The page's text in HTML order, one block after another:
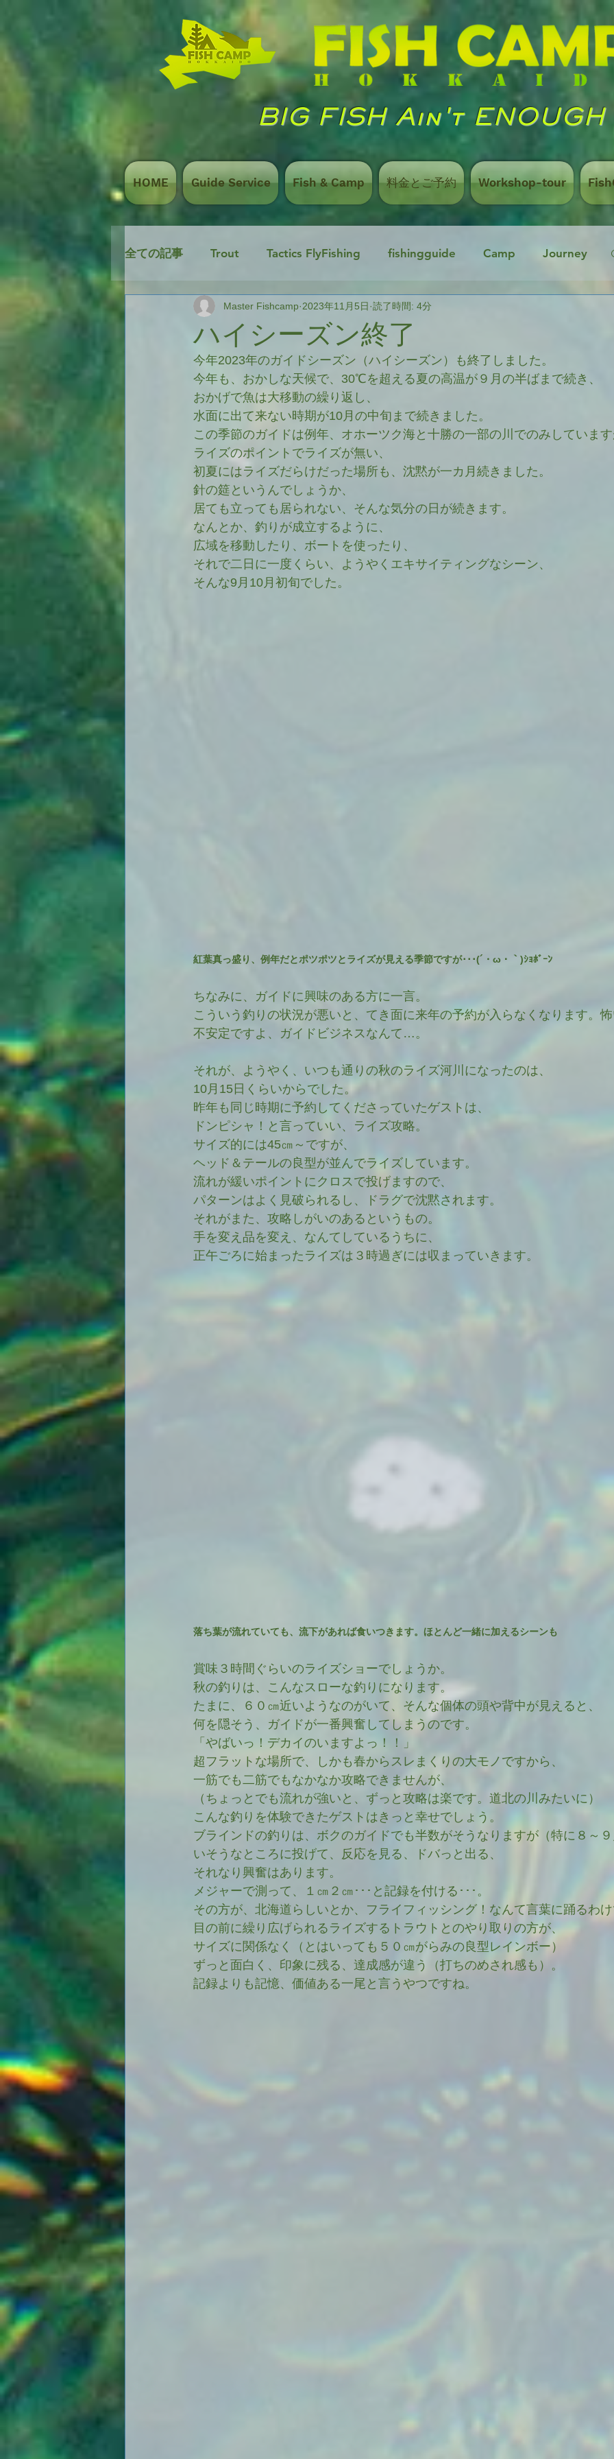
BIG FISH Ain't ENOUGH
HOME Guide Service Fish & Camp 料金とご予約 Workshop-tour
全ての記事 Trout Tactics FlyFishing fishingguide Camp Journey
Nativetrout Tackles イベント Oversea
workshop Trout Cinema Essey NewZealand Talk&Slide
Trout Cinema ムービー Report Site Update
magazine writing
ハイシーズン終了
Master Fishcamp 2023年11月5日 読了時間: 4分
今年2023年のガイドシーズン（ハイシーズン）も終了しました。
今年も、おかしな天候で、30℃を超える夏の高温が９月の半ばまで続き、
おかげで魚は大移動の繰り返し、
水面に出て来ない時期が10月の中旬まで続きました。
この季節のガイドは例年、オホーツク海と十勝の一部の川でのみしていま
ライズのポイントでライズが無い、
初夏にはライズだらけだった場所も、沈黙が一カ月続きました。
針の筵というんでしょうか、
居ても立っても居られない、そんな気分の日が続きます。
なんとか、釣りが成立するように、
広域を移動したり、ボートを使ったり、
それで二日に一度くらい、ようやくエキサイティングなシーン、
そんな9月10月初旬でした。
紅葉真っ盛り、例年だとポツポツとライズが見える季節ですが･･･(´・ω・｀)ｼｮﾎﾞｰﾝ
ちなみに、ガイドに興味のある方に一言。
こういう釣りの状況が悪いと、てき面に来年の予約が入らなくなります。
不安定ですよ、ガイドビジネスなんて…。
それが、ようやく、いつも通りの秋のライズ河川になったのは、
10月15日くらいからでした。
昨年も同じ時期に予約してくださっていたゲストは、
ドンピシャ！と言っていい、ライズ攻略。
サイズ的には45㎝～ですが、
ヘッド＆テールの良型が並んでライズしています。
流れが緩いポイントにクロスで投げますので、
パターンはよく見破られるし、ドラグで沈黙されます。
それがまた、攻略しがいのあるというもの。
手を変え品を変え、なんてしているうちに、
正午ごろに始まったライズは３時過ぎには収まっていきます。
落ち葉が流れていても、流下があれば食いつきます。ほとんど一緒に加えるシーンも
賞味３時間ぐらいのライズショーでしょうか。
秋の釣りは、こんなスローな釣りになります。
たまに、６０㎝近いようなのがいて、そんな個体の頭や背中が見えると、
何を隠そう、ガイドが一番興奮してしまうのです。
「やばいっ！デカイのいますよっ！！」
超フラットな場所で、しかも春からスレまくりの大モノですから、
一筋でも二筋でもなかなか攻略できませんが、
（ちょっとでも流れが強いと、ずっと攻略は楽です。道北の川みたいに）
こんな釣りを体験できたゲストはきっと幸せでしょう。
ブラインドの釣りは、ボクのガイドでも半数がそうなりますが（特に８～
いそうなところに投げて、反応を見る、ドバっと出る、
それなり興奮はあります。
メジャーで測って、１㎝２㎝･･･と記録を付ける･･･。
その方が、北海道らしいとか、フライフィッシング！なんて言葉に踊るわ
目の前に繰り広げられるライズするトラウトとのやり取りの方が、
サイズに関係なく（とはいっても５０㎝がらみの良型レインボー）
ずっと面白く、印象に残る、達成感が違う（打ちのめされ感も）。
記録よりも記憶、価値ある一尾と言うやつですね。